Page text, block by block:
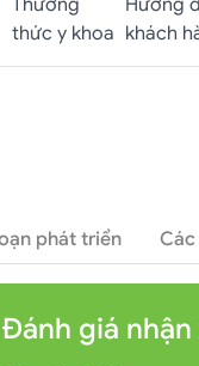
thức y khoa khách
phát triển
Đánh giá